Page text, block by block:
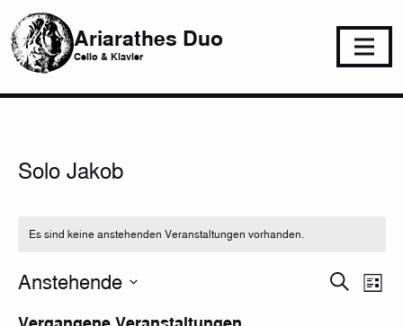
Ariarathes Duo
Cello & Klavier
Solo Jakob
Es sind keine anstehenden Veranstaltungen vorhanden.
SucheListe
Anstehende